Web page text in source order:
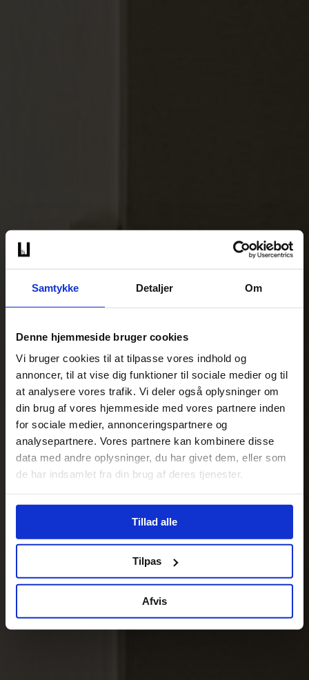
Samtykke Detaljer Om
Denne hjemmeside bruger cookies
Vi bruger cookies til at tilpasse vores indhold og
annoncer, til at vise dig funktioner til sociale medier og til
at analysere vores trafik. Vi deler også oplysninger om
din brug af vores hjemmeside med vores partnere inden
for sociale medier, annonceringspartnere og
analysepartnere. Vores partnere kan kombinere disse
data med andre oplysninger, du har givet dem, eller som
de har indsamlet fra din brug af deres tjenester.
Tillad alle
Tilpas
Afvis